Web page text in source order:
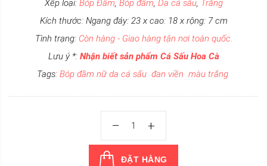
Xếp loại: Bóp Đầm, Bóp đầm, Da cá sấu, Trắng
Kích thước: Ngang đáy: 23 x cao: 18 x rộng: 7 cm
Tình trạng: Còn hàng - Giao hàng tận nơi toàn quốc.
Lưu ý *: Nhận biết sản phẩm Cá Sấu Hoa Cà
Tags: Bóp đầm nữ da cá sấu đan viền màu trắng
ĐẶT HÀNG